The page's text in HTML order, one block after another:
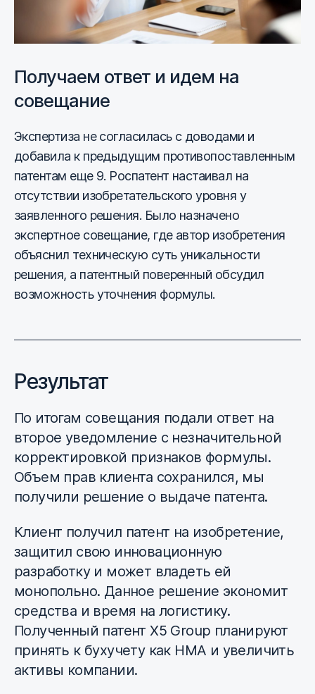
Получаем ответ и идем на
совещание
Экспертиза не согласилась с доводами и
добавила к предыдущим противопоставленным
патентам еще 9. Роспатент настаивал на
отсутствии изобретательского уровня у
заявленного решения. Было назначено
экспертное совещание, где автор изобретения
объяснил техническую суть уникальности
решения, а патентный поверенный обсудил
возможность уточнения формулы.
Результат
По итогам совещания подали ответ на
второе уведомление с незначительной
корректировкой признаков формулы.
Объем прав клиента сохранился, мы
получили решение о выдаче патента.
Клиент получил патент на изобретение,
защитил свою инновационную
разработку и может владеть ей
монопольно. Данное решение экономит
средства и время на логистику.
Полученный патент Х5 Group планируют
принять к бухучету как НМА и увеличить
активы компании.